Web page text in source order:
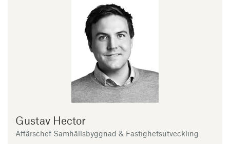
Gustav Hector
Affärschef Samhällsbyggnad & Fastighetsutveckling